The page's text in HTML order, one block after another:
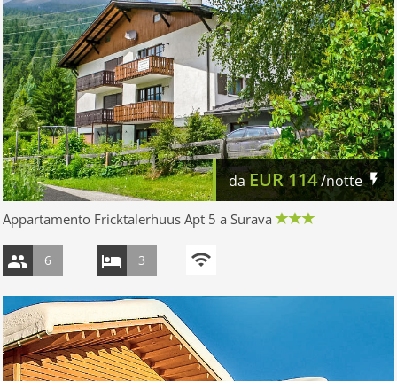
da EUR114/notte
Appartamento Fricktalerhuus Apt 5 a Surava
6 3